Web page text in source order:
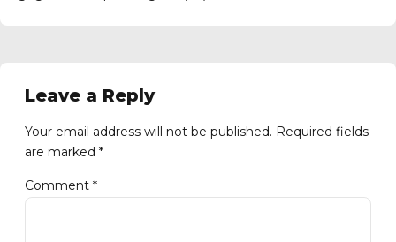
Leave a Reply
Your email address will not be published. Required fields
are marked *
Comment *